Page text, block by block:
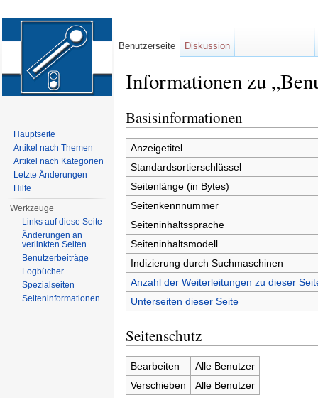
Informationen zu
Basisinformationen
Anzeigetitel
Standardsortierschlüssel
Seitenlänge (in Bytes)
Seitenkennnummer
Seiteninhaltssprache
Seiteninhaltsmodell
Indizierung durch Suchmaschinen
Anzahl der Weiterleitungen zu dieser
Unterseiten dieser Seite
Seitenschutz
Bearbeiten
Alle Benutzer
Verschieben
Alle Benutzer
Benutzerseite Diskussion
Hauptseite
Artikel nach Themen
Artikel nach Kategorien
Letzte Änderungen
Hilfe
Werkzeuge
Links auf diese Seite
Änderungen an
verlinkten Seiten
Benutzerbeiträge
Logbücher
Spezialseiten
Seiten­informationen